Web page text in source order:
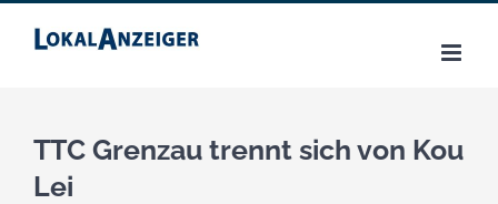
Inhalt
TTC Grenzau trennt sich von Kou
Lei